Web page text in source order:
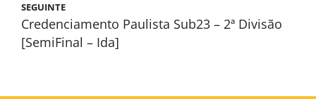
SEGUINTE
Credenciamento Paulista Sub23 – 2ª Divisão
[SemiFinal – Ida]